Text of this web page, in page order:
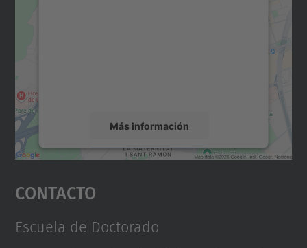
Más información
Aceptar
powered by
Contacto
Escuela de Doctorado